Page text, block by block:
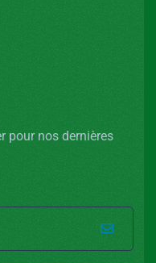
pour nos dernières